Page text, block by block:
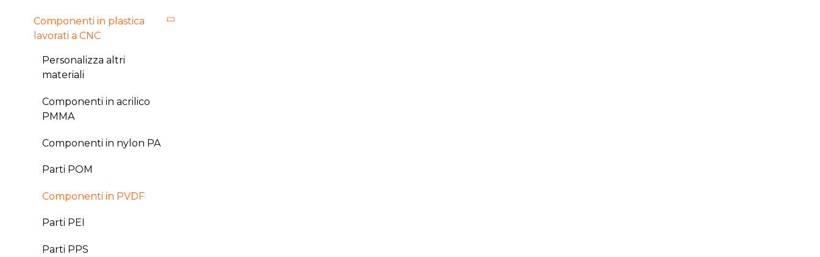
Componenti in plastica
lavorati a CNC
Personalizza altri
materiali
Componenti in acrilico
PMMA
Componenti in nylon PA
Parti POM
Componenti in PVDF
Parti PEI
Parti PPS